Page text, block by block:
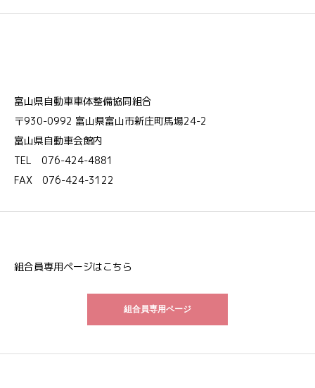
富山県自動車車体整備協同組合
〒930-0992 富山県富山市新庄町馬場24-2
富山県自動車会館内
TEL 076-424-4881
FAX 076-424-3122
組合員専用ページはこちら
組合員専用ページ